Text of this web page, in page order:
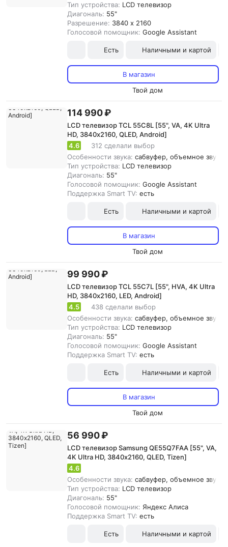
Тип устройства: LCD телевизор
Диагональ: 55"
Разрешение: 3840 x 2160
Голосовой помощник: Google Assistant
Есть Наличными и картой
В магазин
Твой дом
114 990 ₽
LCD телевизор TCL 55C8L [55", VA, 4K Ultra
HD, 3840х2160, QLED, Android]
4.6
312 сделали выбор
Особенности звука: сабвуфер, объемное
Тип устройства: LCD телевизор
Диагональ: 55"
Голосовой помощник: Google Assistant
Поддержка Smart TV: есть
Есть Наличными и картой
В магазин
Твой дом
99 990 ₽
LCD телевизор TCL 55C7L [55", HVA, 4K Ultra
HD, 3840х2160, LED, Android]
4.5
438 сделали выбор
Особенности звука: сабвуфер, объемное
Тип устройства: LCD телевизор
Диагональ: 55"
Голосовой помощник: Google Assistant
Поддержка Smart TV: есть
Есть Наличными и картой
В магазин
Твой дом
56 990 ₽
LCD телевизор Samsung QE55Q7FAA [55", VA,
4K Ultra HD, 3840х2160, QLED, Tizen]
4.6
Особенности звука: сабвуфер, объемное
Тип устройства: LCD телевизор
Диагональ: 55"
Голосовой помощник: Яндекс Алиса
Поддержка Smart TV: есть
Есть Наличными и картой